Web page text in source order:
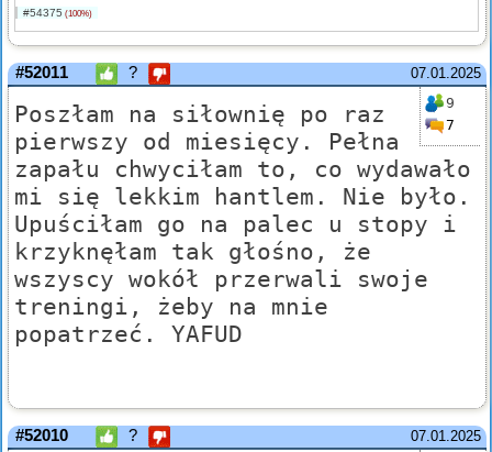
#54375 (100%)
07.01.2025
#52011 ?
9
7
Poszłam na siłownię po raz
pierwszy od miesięcy. Pełna
zapału chwyciłam to, co wydawało
mi się lekkim hantlem. Nie było.
Upuściłam go na palec u stopy i
krzyknęłam tak głośno, że
wszyscy wokół przerwali swoje
treningi, żeby na mnie
popatrzeć. YAFUD
07.01.2025
#52010 ?